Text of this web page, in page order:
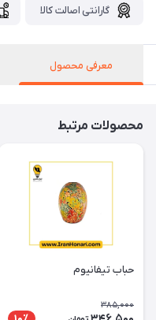
گارانتی اصالت کالا
معرفی محصول
محصولات مرتبط
حباب تیفانیوم
385,000